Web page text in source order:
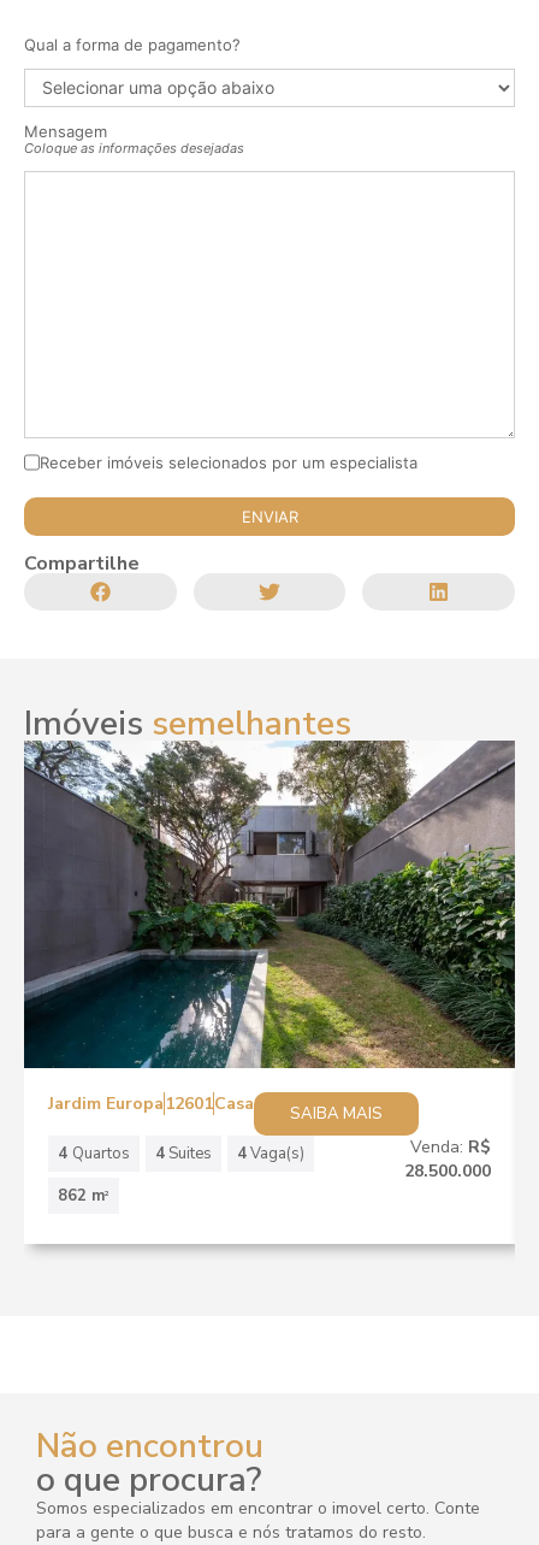
Qual a forma de pagamento?
Mensagem
Coloque as informações desejadas
Receber imóveis selecionados por um especialista
Compartilhe
Imóveis semelhantes
Jardim Europa 12601Casa
SAIBA MAIS
4 Quartos 4 Suites 4Vaga(s)
862 m2
Venda: R$
28.500.000
Não encontrou
o que procura?
Somos especializados em encontrar o imovel certo. Conte
para a gente o que busca e nós tratamos do resto.